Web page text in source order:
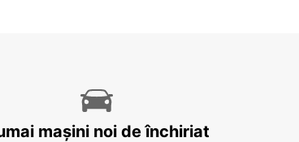
mașini noi de închiriat